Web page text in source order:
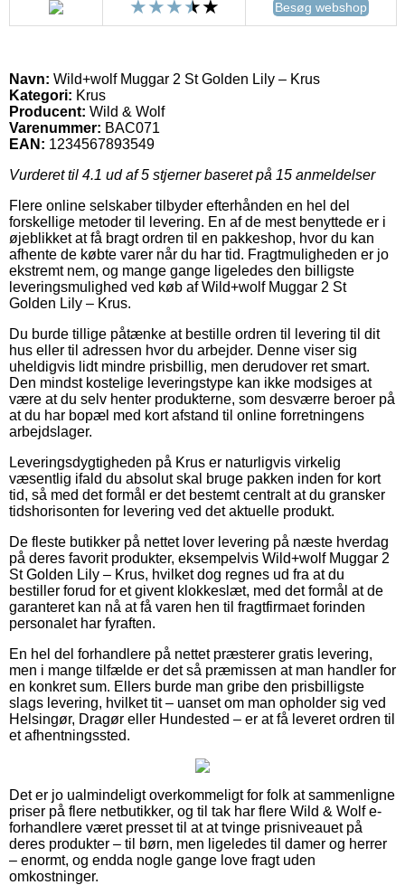
Besøg webshop
Navn: Wild+wolf Muggar 2 St Golden Lily – Krus
Kategori: Krus
Producent: Wild & Wolf
Varenummer: BAC071
EAN: 1234567893549
Vurderet til 4.1 ud af 5 stjerner baseret på 15 anmeldelser
Flere online selskaber tilbyder efterhånden en hel del
forskellige metoder til levering. En af de mest benyttede er i
øjeblikket at få bragt ordren til en pakkeshop, hvor du kan
afhente de købte varer når du har tid. Fragtmuligheden er jo
ekstremt nem, og mange gange ligeledes den billigste
leveringsmulighed ved køb af Wild+wolf Muggar 2 St
Golden Lily – Krus.
Du burde tillige påtænke at bestille ordren til levering til dit
hus eller til adressen hvor du arbejder. Denne viser sig
uheldigvis lidt mindre prisbillig, men derudover ret smart.
Den mindst kostelige leveringstype kan ikke modsiges at
være at du selv henter produkterne, som desværre beroer på
at du har bopæl med kort afstand til online forretningens
arbejdslager.
Leveringsdygtigheden på Krus er naturligvis virkelig
væsentlig ifald du absolut skal bruge pakken inden for kort
tid, så med det formål er det bestemt centralt at du gransker
tidshorisonten for levering ved det aktuelle produkt.
De fleste butikker på nettet lover levering på næste hverdag
på deres favorit produkter, eksempelvis Wild+wolf Muggar 2
St Golden Lily – Krus, hvilket dog regnes ud fra at du
bestiller forud for et givent klokkeslæt, med det formål at de
garanteret kan nå at få varen hen til fragtfirmaet forinden
personalet har fyraften.
En hel del forhandlere på nettet præsterer gratis levering,
men i mange tilfælde er det så præmissen at man handler for
en konkret sum. Ellers burde man gribe den prisbilligste
slags levering, hvilket tit – uanset om man opholder sig ved
Helsingør, Dragør eller Hundested – er at få leveret ordren til
et afhentningssted.
Det er jo ualmindeligt overkommeligt for folk at sammenligne
priser på flere netbutikker, og til tak har flere Wild & Wolf e-
forhandlere været presset til at at tvinge prisniveauet på
deres produkter – til børn, men ligeledes til damer og herrer
– enormt, og endda nogle gange love fragt uden
omkostninger.